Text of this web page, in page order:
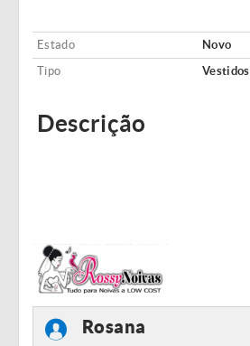
Estado
Novo
Tipo
Vestidos
Descrição
Rosana